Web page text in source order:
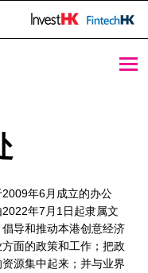
年6月成立的办公
年7月1日起隶属文
导和推动本港创意经济
面的政策和工作；把政
源集中起来；并与业界